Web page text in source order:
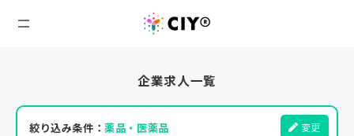
企業求人一覧
絞り込み条件：薬品・医薬品 変更